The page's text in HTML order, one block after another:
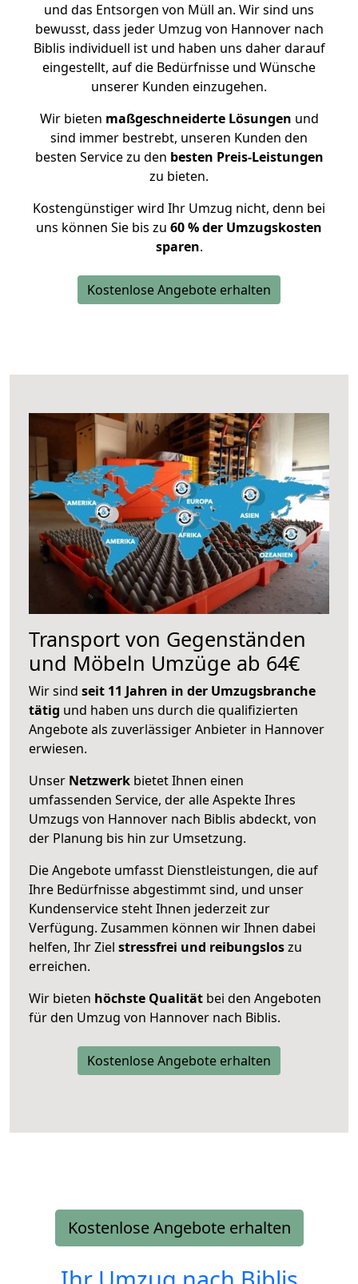
und das Entsorgen von Müll an. Wir sind uns
bewusst, dass jeder Umzug von Hannover nach
Biblis individuell ist und haben uns daher darauf
eingestellt, auf die Bedürfnisse und Wünsche
unserer Kunden einzugehen.
Wir bieten maßgeschneiderte Lösungen und
sind immer bestrebt, unseren Kunden den
besten Service zu den besten Preis-Leistungen
zu bieten.
Kostengünstiger wird Ihr Umzug nicht, denn bei
uns können Sie bis zu 60 % der Umzugskosten
sparen.
Kostenlose Angebote erhalten
Transport von Gegenständen
und Möbeln Umzüge ab 64€
Wir sind seit 11 Jahren in der Umzugsbranche
tätig und haben uns durch die qualifizierten
Angebote als zuverlässiger Anbieter in Hannover
erwiesen.
Unser Netzwerk bietet Ihnen einen
umfassenden Service, der alle Aspekte Ihres
Umzugs von Hannover nach Biblis abdeckt, von
der Planung bis hin zur Umsetzung.
Die Angebote umfasst Dienstleistungen, die auf
Ihre Bedürfnisse abgestimmt sind, und unser
Kundenservice steht Ihnen jederzeit zur
Verfügung. Zusammen können wir Ihnen dabei
helfen, Ihr Ziel stressfrei und reibungsloszu
erreichen.
Wir bieten höchste Qualität bei den Angeboten
für den Umzug von Hannover nach Biblis.
Kostenlose Angebote erhalten
Kostenlose Angebote erhalten